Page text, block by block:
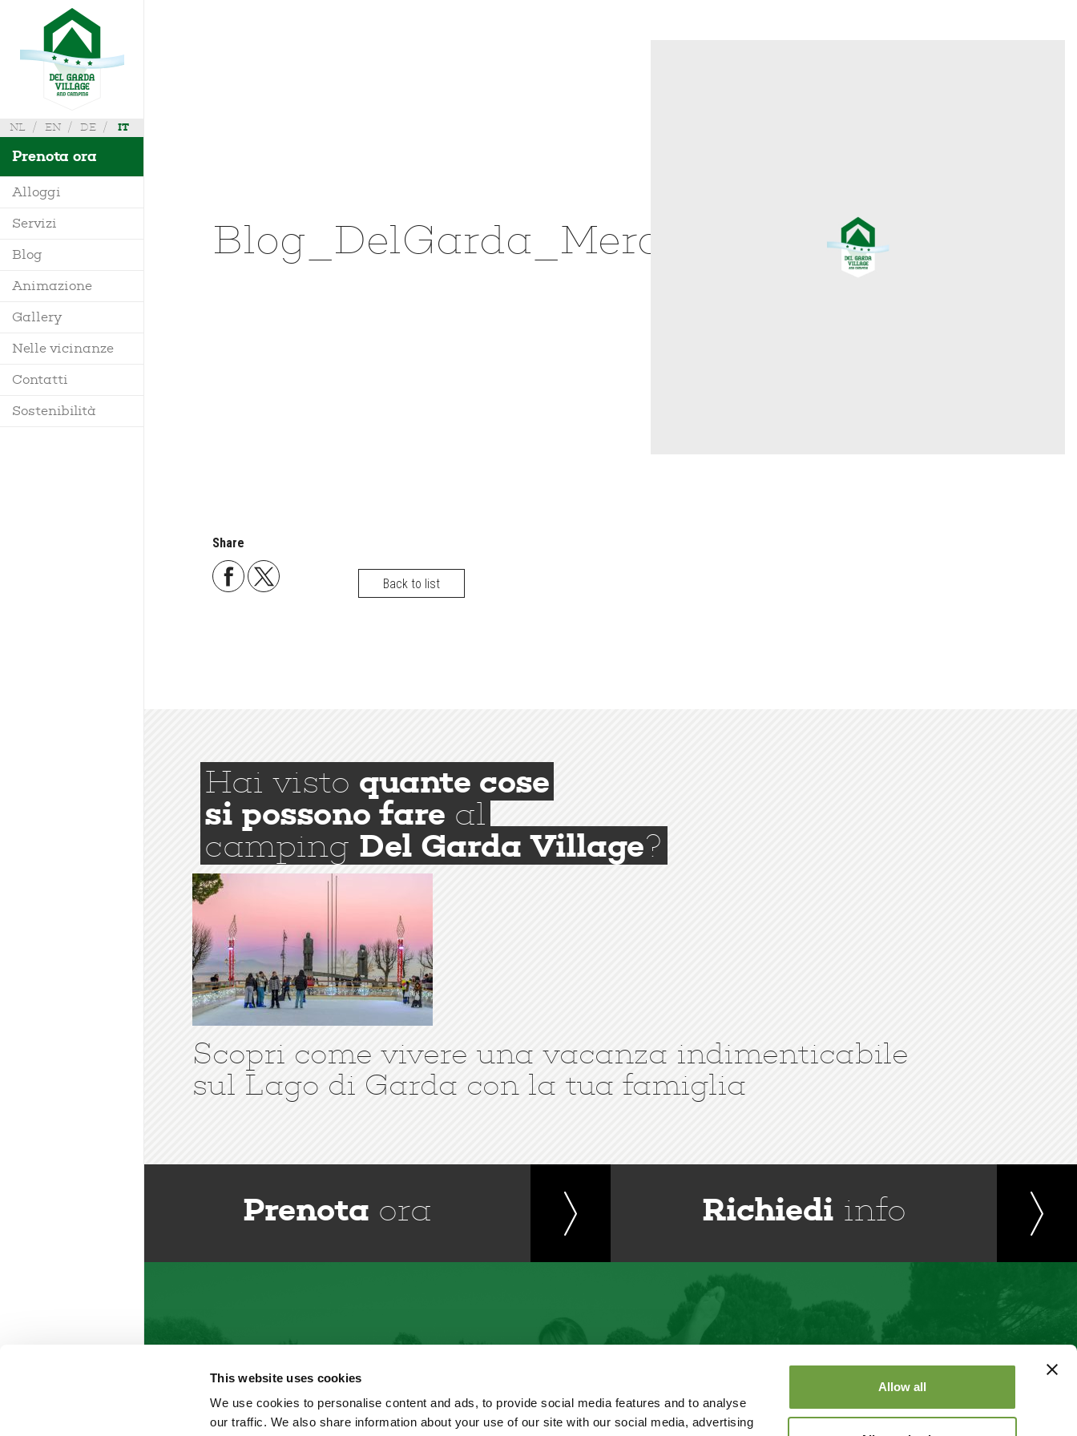
This website uses cookies
We use cookies to personalise content and ads, to provide social media features and to analyse
our traffic. We also share information about your use of our site with our social media, advertising
Allow all
NL EN DE IT
Prenota ora
Alloggi
Villa
Mobile Home
Bungalow
Glamping
Servizi
Blog
Animazione
Gallery
Nelle vicinanze
Contatti
Richiedi Info
Dove siamo
Mappa
Regolamento
Sostenibilità
Blog_DelGarda_Mercatini_Desenzano
Share
Back to list
Hai visto quante cose
si possono fare al
camping Del Garda Village?
Scopri come vivere una vacanza indimenticabile
sul Lago di Garda con la tua famiglia
Prenota ora Richiedi info